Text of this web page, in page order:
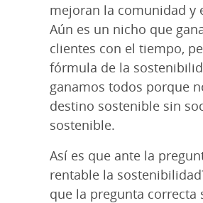
mejoran la comunidad y
Aún es un nicho que
clientes con el tiempo,
fórmula de la
ganamos todos porque
destino sostenible sin
sostenible.
Así es que ante la
rentable la
que la pregunta correcta